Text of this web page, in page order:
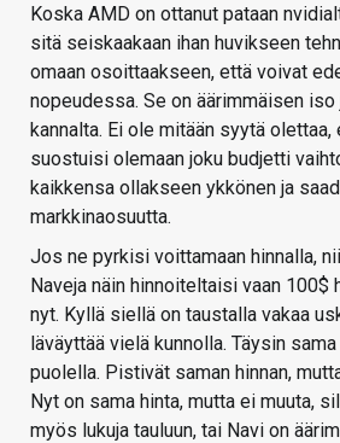
Koska AMD on ottanut pataan
sitä seiskaakaan ihan huvikseen
omaan osoittaakseen, että voivat
nopeudessa. Se on äärimmäisen
kannalta. Ei ole mitään syytä olettaa,
suostuisi olemaan joku budjetti
kaikkensa ollakseen ykkönen ja
markkinaosuutta.
Jos ne pyrkisi voittamaan hinnalla,
Naveja näin hinnoiteltaisi vaan 100$
nyt. Kyllä siellä on taustalla vakaa
läväyttää vielä kunnolla. Täysin
puolella. Pistivät saman hinnan,
Nyt on sama hinta, mutta ei muuta,
myös lukuja tauluun, tai Navi on